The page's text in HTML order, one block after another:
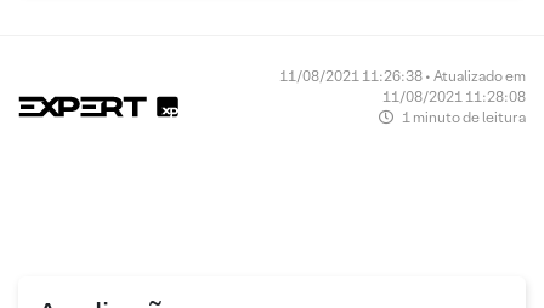
11/08/2021 11:26:38 • Atualizado em
11/08/2021 11:28:08
1 minuto de leitura